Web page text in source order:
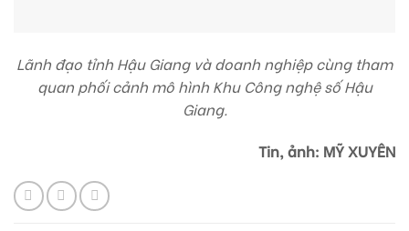
Lãnh đạo tỉnh Hậu Giang và doanh nghiệp cùng tham
quan phối cảnh mô hình Khu Công nghệ số Hậu
Giang.
Tin, ảnh: MỸ XUYÊN